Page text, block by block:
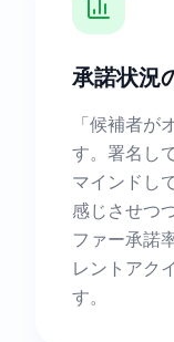
承諾状況
「候補者が
す。署名し
マインドし
感じさせつ
ファー承諾
レントアク
す。